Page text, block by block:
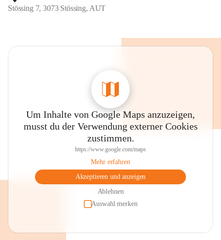
Stössing 7, 3073 Stössing, AUT
Um Inhalte von Google Maps anzuzeigen,
musst du der Verwendung externer Cookies
zustimmen.
https://www.google.com/maps
Mehr erfahren
Akzeptieren und anzeigen
Ablehnen
Auswahl merken